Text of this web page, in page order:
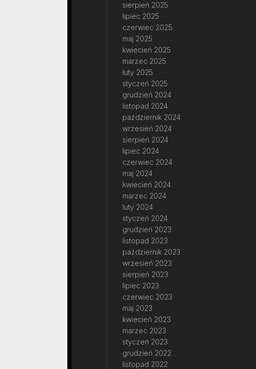
sierpień 2025
lipiec 2025
czerwiec 2025
maj 2025
kwiecień 2025
marzec 2025
luty 2025
styczeń 2025
grudzień 2024
listopad 2024
październik 2024
wrzesień 2024
sierpień 2024
lipiec 2024
czerwiec 2024
maj 2024
kwiecień 2024
marzec 2024
luty 2024
styczeń 2024
grudzień 2023
listopad 2023
październik 2023
wrzesień 2023
sierpień 2023
lipiec 2023
czerwiec 2023
maj 2023
kwiecień 2023
marzec 2023
styczeń 2023
grudzień 2022
listopad 2022